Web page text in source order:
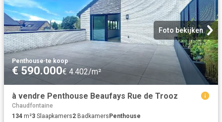
Foto bekijken
Penthouse·te koop
€ 590.000€ 4.402/m²
à vendre Penthouse Beaufays Rue de Trooz
Chaudfontaine
134 m²3 Slaapkamers2 BadkamersPenthouse